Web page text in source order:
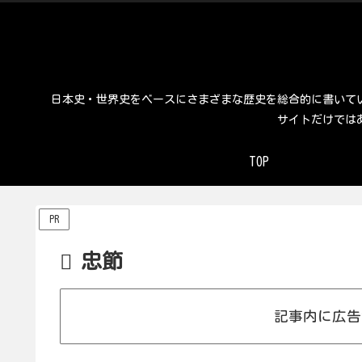
日本史・世界史をベースにさまざまな歴史を総合的に書い
サイトだけでは
TOP
PR
忠節
記事内に広